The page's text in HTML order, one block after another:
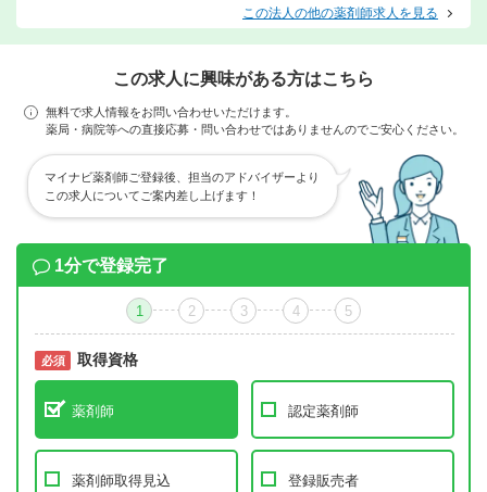
この法人の他の薬剤師求人を見る
この求人に興味がある方はこちら
無料で求人情報をお問い合わせいただけます。
薬局・病院等への直接応募・問い合わせではありませんのでご安心ください。
マイナビ薬剤師ご登録後、担当のアドバイザーより
この求人についてご案内差し上げます！
1分で登録完了
1 2 3 4 5
必須 取得資格
薬剤師 認定薬剤師
薬剤師取得見込 登録販売者